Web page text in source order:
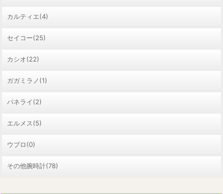
カルティエ(4)
セイコー(25)
カシオ(22)
ガガミラノ(1)
パネライ(2)
エルメス(5)
ウブロ(0)
その他腕時計(78)